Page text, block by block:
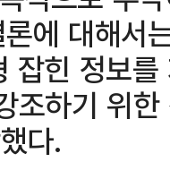
에 대해서
잡힌 정보
조하기 위
다.